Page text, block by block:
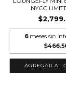
NYCC
6 meses sin